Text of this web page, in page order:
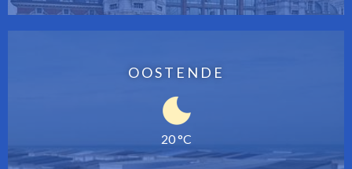
OOSTENDE
20 °C